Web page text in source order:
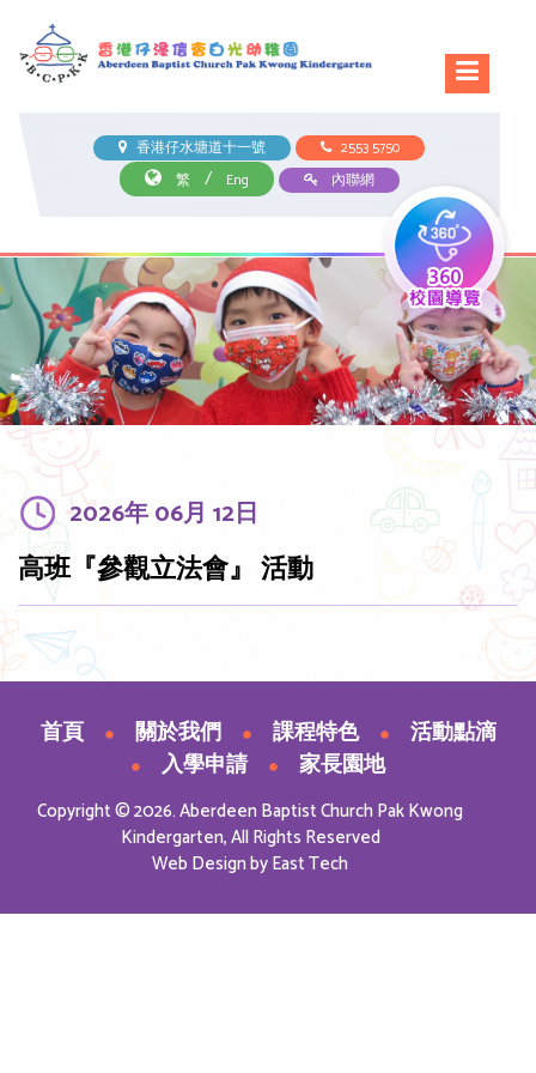
香港仔水塘道十一號
2553 5750
繁
/ Eng 內聯網
2026年 06月 12日
高班『參觀立法會』 活動
首頁 關於我們 課程特色
活動點滴
入學申請
家長園地
Copyright © 2026. Aberdeen Baptist Church Pak Kwong
Kindergarten, All Rights Reserved
Web DesignbyEast Tech